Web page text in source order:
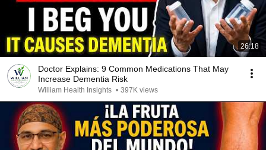
26:18
Doctor Explains: 9 Common Medications That May
Increase Dementia Risk
William Health Insights • 397K views